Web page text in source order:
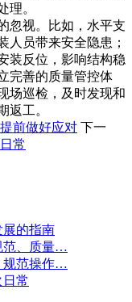
理。
忽视。比如，水平支
人员带来安全隐患；
装反位，影响结构稳
完善的质量管控体
场巡检，及时发现和
返工。
前做好应对 下一
常
展的指南
范、质量…
规范操作…
常